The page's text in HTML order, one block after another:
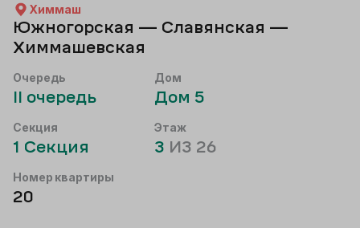
Химмаш
Южногорская — Славянская —
Химмашевская
Очередь
II очередь
Дом
Дом 5
Секция
1 Секция
Этаж
3 ИЗ 26
Номер квартиры
20